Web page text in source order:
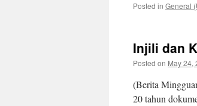
Posted in General
Injili dan
Posted on May 24,
(Berita
20 tahun